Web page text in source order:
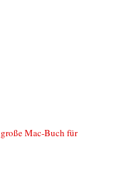
Mac-Buch für